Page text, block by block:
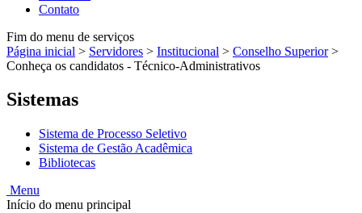
Contato
Fim do menu de serviços
Página inicial > Servidores > Institucional > Conselho Superior >
Conheça os candidatos - Técnico-Administrativos
Sistemas
Sistema de Processo Seletivo
Sistema de Gestão Acadêmica
Bibliotecas
Menu
Início do menu principal